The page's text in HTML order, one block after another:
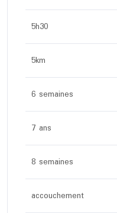
5h30
5km
6 semaines
7 ans
8 semaines
accouchement